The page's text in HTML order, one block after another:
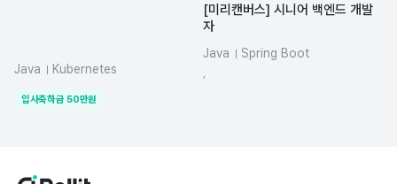
Java
Kubernetes
입사축하금 50만원
[미리캔버스] 시니어 백엔드 개발
자
Java
Spring Boot